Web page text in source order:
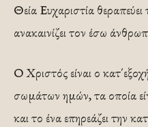
Θεία Ευχαριστία
ανακαινίζει τον έσω
Ο Χριστός είναι ο
σωμάτων ημών, τα οποία
και το ένα επηρεάζει την